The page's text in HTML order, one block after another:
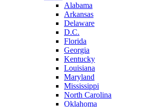
Alabama
Arkansas
Delaware
D.C.
Florida
Georgia
Kentucky
Louisiana
Maryland
Mississippi
North Carolina
Oklahoma